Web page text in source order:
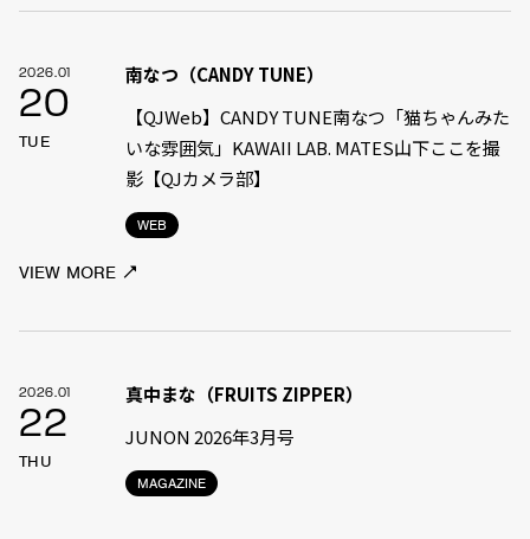
2026.01
20
TUE
WEB
南なつ（CANDY TUNE）
【QJWeb】CANDY TUNE南なつ「猫ちゃんみた
いな雰囲気」KAWAII LAB. MATES山下ここを撮
影【QJカメラ部】
VIEW MORE
2026.01
22
THU
MAGAZINE
真中まな（FRUITS ZIPPER）
JUNON 2026年3月号